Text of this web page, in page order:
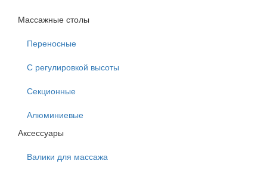
Массажные столы
Переносные
С регулировкой высоты
Секционные
Алюминиевые
Аксессуары
Валики для массажа